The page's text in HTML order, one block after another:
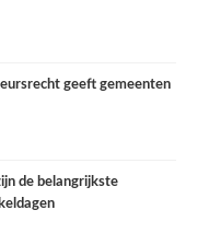
geeft gemeenten
de belangrijkste